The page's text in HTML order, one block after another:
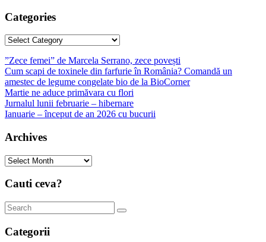
Categories
Categories
”Zece femei” de Marcela Serrano, zece povești
Cum scapi de toxinele din farfurie în România? Comandă un
amestec de legume congelate bio de la BioCorner
Martie ne aduce primăvara cu flori
Jurnalul lunii februarie – hibernare
Ianuarie – început de an 2026 cu bucurii
Archives
Archives
Cauti ceva?
Categorii